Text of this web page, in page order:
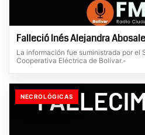
Falleció Inés Alejandra
La información fue suministrada por el
Cooperativa Eléctrica de Bolívar.-
NECROLÓGICAS